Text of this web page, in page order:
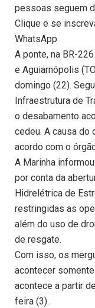
pessoas seguem
Clique e se
WhatsApp
A ponte, na BR-
e Aguiarnópolis
domingo (22).
Infraestrutura de
o desabamento
cedeu. A causa do
acordo com o
A Marinha
por conta da
Hidrelétrica de
restringidas as
além do uso de
de resgate.
Com isso, os
acontecer
acontece a partir
feira (3).